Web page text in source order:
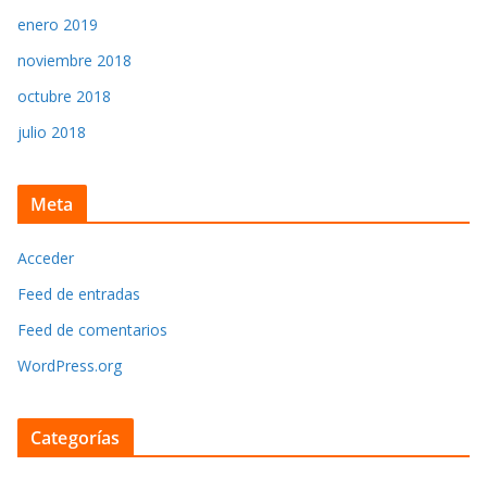
enero 2019
noviembre 2018
octubre 2018
julio 2018
Meta
Acceder
Feed de entradas
Feed de comentarios
WordPress.org
Categorías